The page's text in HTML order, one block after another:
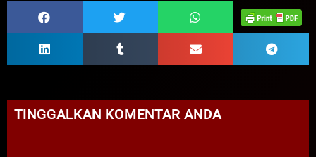
TINGGALKAN KOMENTAR ANDA